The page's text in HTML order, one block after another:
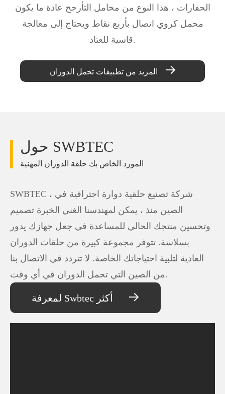
الحفارات ، هذا النوع من محامل التأرجح عادة ما يكون
محمل كروي اتصال بأربع نقاط ويحتاج إلى معالجة
قاسية للعتاد.

حول SWBTEC
المورد الخاص بك حلقة الدوران المهنية
SWBTEC ، شركة تصنيع حلقية دوارة احترافية في
الصين منذ ، يمكن لمهندسنا الغني الخبرة تصميم
وتحسين منتجك الحالي للمساعدة في جعل جهازك يدور
بسلاسة. تتوفر مجموعة كبيرة من حلقات الدوران
العادية لتلبية احتياجاتك الخاصة. لا تتردد في الاتصال بنا
من الصين التي تحمل الدوران في أي وقت.
